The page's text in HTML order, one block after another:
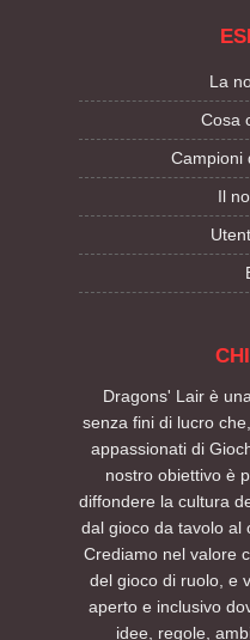
La
Cosa
Campioni
Il
Dragons' Lair è
senza fini di lucro
appassionati di
nostro obiettivo è
diffondere la cultura
dal gioco da tavolo al
Crediamo nel valore
del gioco di ruolo, e
aperto e inclusivo
idee, regole,